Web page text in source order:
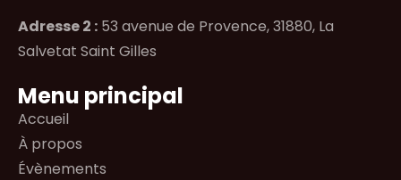
Adresse 2 : 53 avenue de Provence, 31880, La
Salvetat Saint Gilles
Menu principal
Accueil
À propos
Évènements